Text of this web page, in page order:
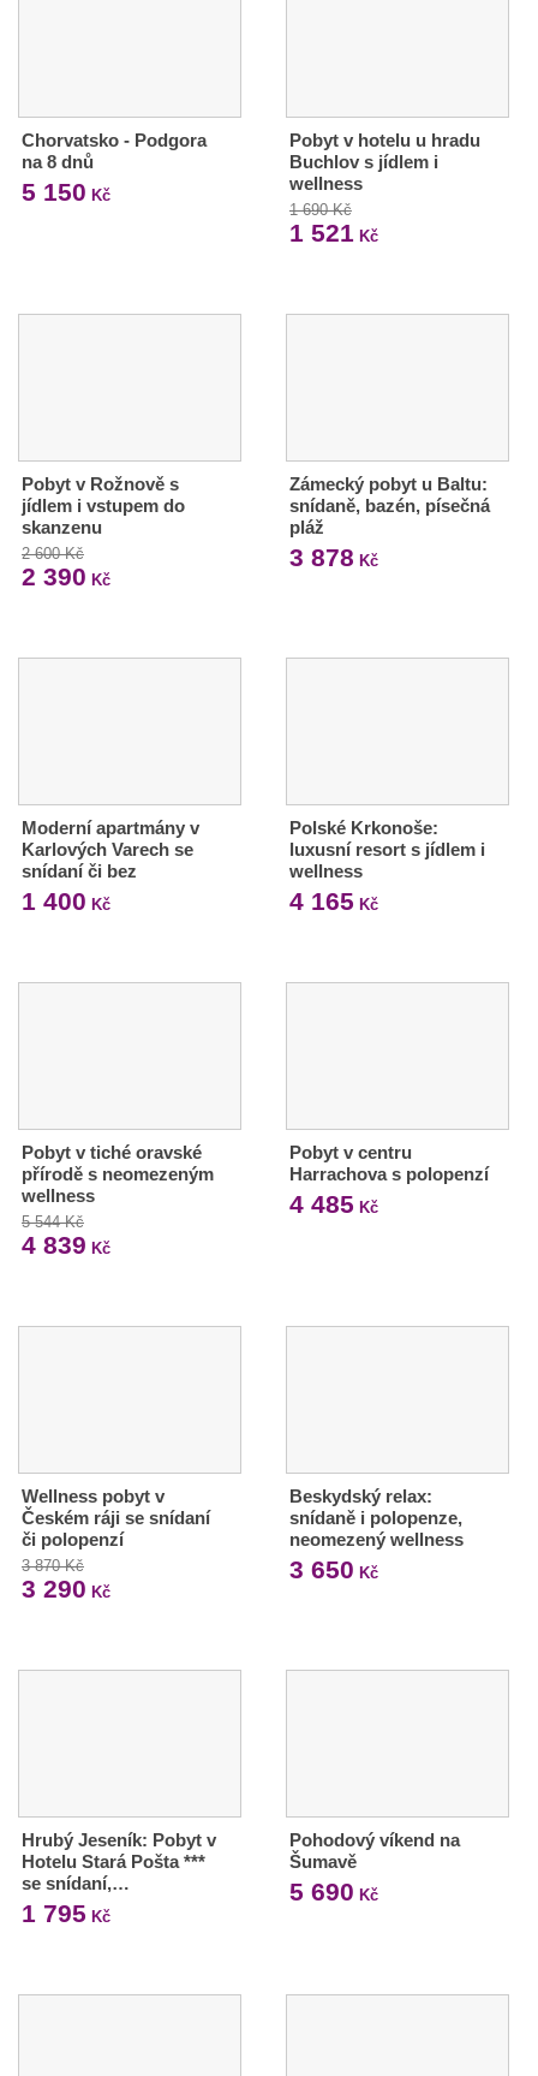
Chorvatsko - Podgora
na 8 dnů
5 150 Kč
Pobyt v hotelu u hradu
Buchlov s jídlem i
wellness
1 690 Kč
1 521 Kč
Pobyt v Rožnově s
jídlem i vstupem do
skanzenu
2 600 Kč
2 390 Kč
Zámecký pobyt u Baltu:
snídaně, bazén, písečná
pláž
3 878 Kč
Moderní apartmány v
Karlových Varech se
snídaní či bez
1 400 Kč
Polské Krkonoše:
luxusní resort s jídlem i
wellness
4 165 Kč
Pobyt v tiché oravské
přírodě s neomezeným
wellness
5 544 Kč
4 839 Kč
Pobyt v centru
Harrachova s polopenzí
4 485 Kč
Wellness pobyt v
Českém ráji se snídaní
či polopenzí
3 870 Kč
3 290 Kč
Beskydský relax:
snídaně i polopenze,
neomezený wellness
3 650 Kč
Hrubý Jeseník: Pobyt v
Hotelu Stará Pošta ***
se snídaní,…
1 795 Kč
Pohodový víkend na
Šumavě
5 690 Kč